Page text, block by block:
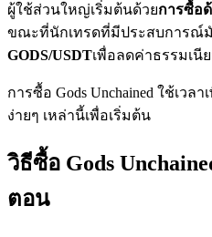
คู่มือเริ่มต้นฟิวเจอร์ส
ผู้ใช้ส่วนใหญ่เริ่มต้นด้วยการซื้อ
ขณะที่นักเทรดที่มีประสบการณ์
GODS/USDTเพื่อลดค่าธรรมเนี
การซื้อ Gods Unchained ใช้เว
ง่ายๆ เหล่านี้เพื่อเริ่มต้น
วิธีซื้อ Gods
ตอน